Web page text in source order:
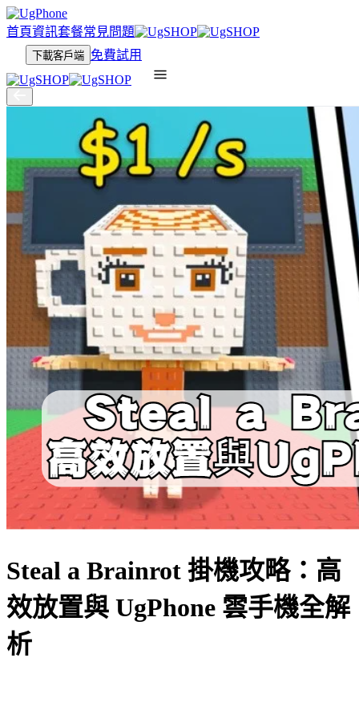
首頁資訊套餐常見問題
下載客戶端 免費試用
Steal a Brainrot 掛機攻略：高
效放置與 UgPhone 雲手機全解
析